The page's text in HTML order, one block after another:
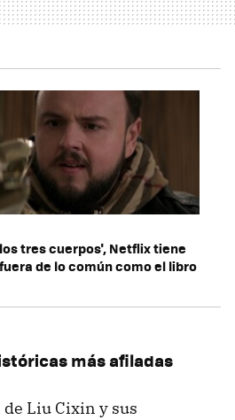
tres cuerpos', Netflix tiene
de lo común como el libro
más afiladas
Liu Cixin y sus